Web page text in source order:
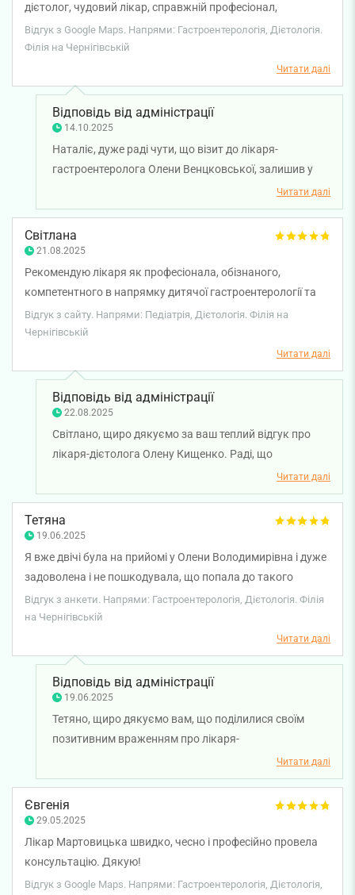
дієтолог, чудовий лікар, справжній професіонал,
надзвичайно приємна у спілкуванні і уважна до кожної
деталі, дуже кваліфікована, консультаціями задоволена
Відгук з Google Maps. Напрями: Гастроентерологія, Дієтологія.
Філія на Чернігівській
Читати далі
Відповідь від адміністрації
14.10.2025
Наталіє, дуже раді чути, що візит до лікаря-
гастроентеролога Олени Венцковської, залишив у
вас позитивні враження. Дякуємо що відмітили
професійність та кваліфікацію лікаря. Бажаємо вам
Читати далі
Світлана
21.08.2025
Рекомендую лікаря як професіонала, обізнаного,
компетентного в напрямку дитячої гастроентерології та
дієтології-нутріціології. Отримали повний спектр послуг,
які допомогли в постановці діагнозу та підбору
коректного лікування. Запит на складання меню для
дитини, яка займається спортом та має певні харчові
обмеження був виконаний професійно, та покрив запити
дитина на різні кулінарні шедеври )
Відгук з сайту. Напрями: Педіатрія, Дієтологія. Філія на
Чернігівській
Читати далі
Відповідь від адміністрації
22.08.2025
Світлано, щиро дякуємо за ваш теплий відгук про
лікаря-дієтолога Олену Кищенко. Раді, що
консультація у нашого спеціаліста була для вас
корисною і допомогла з діагностикою та лікуванням.
Приємно чути, що індивідуальне меню для вашої
дитини врахувало всі потреби й навіть кулінарні
побажання. Бажаємов вам міцного здоров'я!
Читати далі
Тетяна
19.06.2025
Я вже двічі була на прийомі у Олени Володимирівна і дуже
задоволена і не пошкодувала, що попала до такого
найкращого лікаря. Олена Володимирівна дійсно
висококласний фахівець. Все що мене хвилювало вона
мені ретельно пояснила і заспокоїла. Я ставлю десять
зірочок тому, що Олена Володимирівна на це дійсно
заслуговує!
Відгук з анкети. Напрями: Гастроентерологія, Дієтологія. Філія
на Чернігівській
Читати далі
Відповідь від адміністрації
19.06.2025
Тетяно, щиро дякуємо вам, що поділилися своїм
позитивним враженням про лікаря-
гастроентеролога Олену Венцковську. Бажаємо вам
міцного здоров'я!
Читати далі
Євгенія
29.05.2025
Лікар Мартовицька швидко, чесно і професійно провела
консультацію. Дякую!
Відгук з Google Maps. Напрями: Гастроентерологія, Дієтологія,